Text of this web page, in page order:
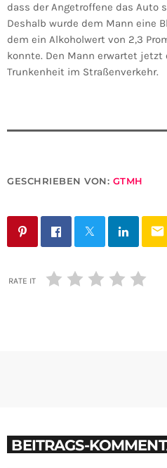
dass der Angetroffene das Auto
Deshalb wurde dem Mann eine
dem ein Alkoholwert von 2,3
konnte. Den Mann erwartet jetzt
Trunkenheit im Straßenverkehr.
GESCHRIEBEN VON: GTMH
email
RATE IT
BEITRAGS-